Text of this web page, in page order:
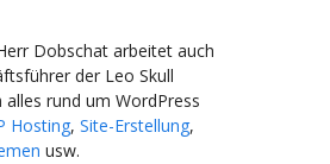
Dobschat arbeitet auch
der Leo Skull
rund um WordPress
Hosting, Site-Erstellung,
usw.